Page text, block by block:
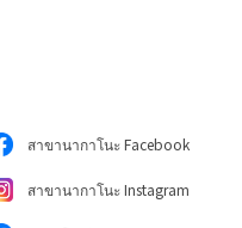
สาขานากาโนะ Facebook
สาขานากาโนะ Instagram